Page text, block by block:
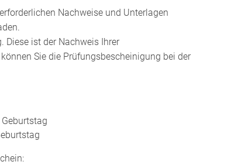
Nachweise und Unterlagen
Diese ist der Nachweis Ihrer
Sie die Prüfungsbescheinigung bei der